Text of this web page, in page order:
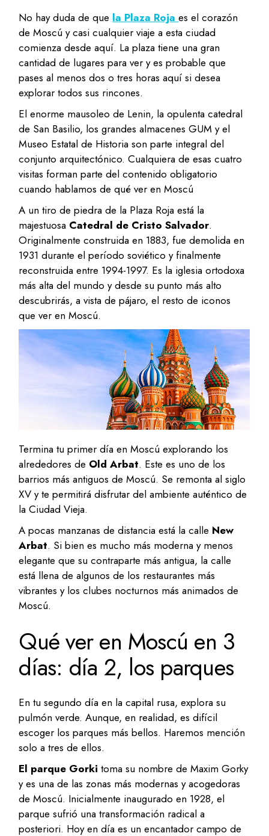
No hay duda de que la Plaza Rojaes el corazón
de Moscú y casi cualquier viaje a esta ciudad
comienza desde aquí. La plaza tiene una gran
cantidad de lugares para ver y es probable que
pases al menos dos o tres horas aquí si desea
explorar todos sus rincones.
El enorme mausoleo de Lenin, la opulenta catedral
de San Basilio, los grandes almacenes GUM y el
Museo Estatal de Historia son parte integral del
conjunto arquitectónico. Cualquiera de esas cuatro
visitas forman parte del contenido obligatorio
cuando hablamos de qué ver en Moscú
A un tiro de piedra de la Plaza Roja está la
majestuosa Catedral de Cristo Salvador.
Originalmente construida en 1883, fue demolida en
1931 durante el período soviético y finalmente
reconstruida entre 1994-1997. Es la iglesia ortodoxa
más alta del mundo y desde su punto más alto
descubrirás, a vista de pájaro, el resto de iconos
que ver en Moscú.
Termina tu primer día en Moscú explorando los
alrededores de Old Arbat. Este es uno de los
barrios más antiguos de Moscú. Se remonta al siglo
XV y te permitirá disfrutar del ambiente auténtico de
la Ciudad Vieja.
A pocas manzanas de distancia está la calle New
Arbat. Si bien es mucho más moderna y menos
elegante que su contraparte más antigua, la calle
está llena de algunos de los restaurantes más
vibrantes y los clubes nocturnos más animados de
Moscú.
Qué ver en Moscú en 3
días: día 2, los parques
En tu segundo día en la capital rusa, explora su
pulmón verde. Aunque, en realidad, es difícil
escoger los parques más bellos. Haremos mención
solo a tres de ellos.
El parque Gorki toma su nombre de Maxim Gorky
y es una de las zonas más modernas y acogedoras
de Moscú. Inicialmente inaugurado en 1928, el
parque sufrió una transformación radical a
posteriori. Hoy en día es un encantador campo de